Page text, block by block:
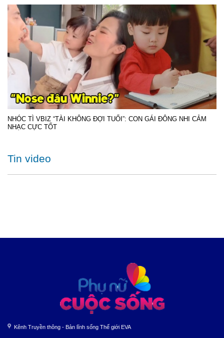
NHÓC TÌ VBIZ “TÀI KHÔNG ĐỢI TUỔI”: CON GÁI ĐÔNG NHI CẢM
NHẠC CỰC TỐT
Tin video
Kênh Truyền thông - Bản lĩnh sống Thế giới EVA